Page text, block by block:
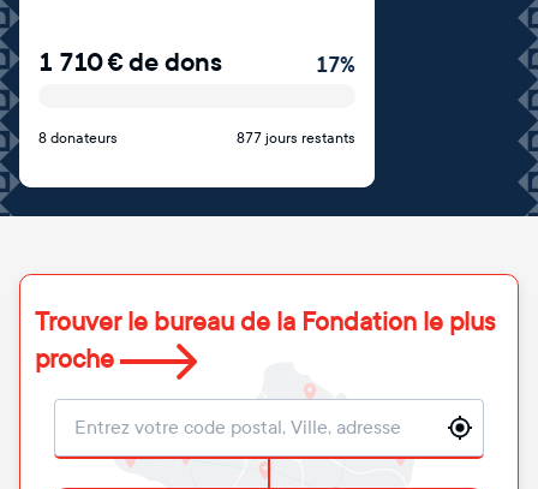
1 710€de dons 17%
8 donateurs 877 jours restants
Trouver le bureau de la Fondation le plus
proche
Localisation